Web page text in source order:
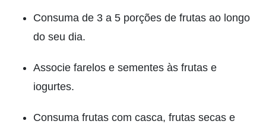
Consuma de 3 a 5 porções de frutas ao longo
do seu dia.
Associe farelos e sementes às frutas e
iogurtes.
Consuma frutas com casca, frutas secas e